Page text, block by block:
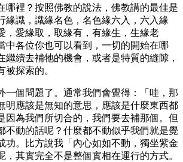
哪裡？按照佛教的說法，佛教講的最佳是
緣識，識緣名色，名色緣六入，六入緣
，愛緣取，取緣有，有緣生，生緣老
中各位你也可以看到，一切的開始在哪
繼續去補牠的機會，或者是特質的縫隙，
探索的。
一個問題了。通常我們會覺得：「哇，那
明應該是無知的意思，應該是什麼東西都
因為我們所切合的，我們要去補那個。但
不動的話呢？什麼都不動似乎我們就是覺
功。比方說我「內心如如不動，獨坐紫金
，其實完全不是整個實相在運行的方式。